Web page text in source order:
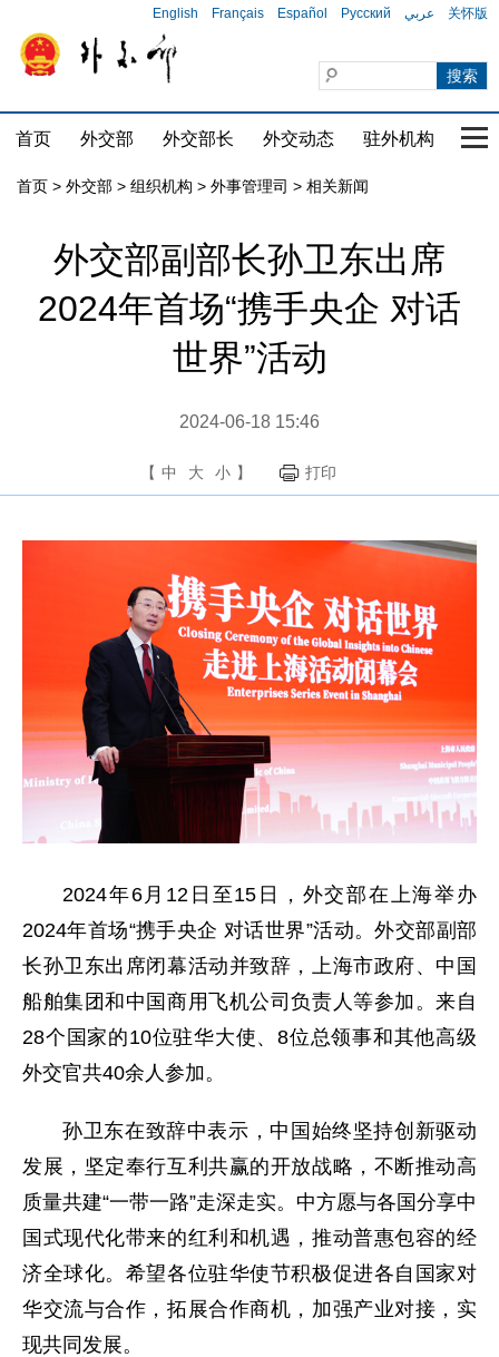
English Français Español Русский عربي 关怀版
首页 外交部 外交部长 外交动态 驻外机构 国
首页 > 外交部 > 组织机构 > 外事管理司 > 相关新闻
外交部副部长孙卫东出席
2024年首场“携手央企 对话
世界”活动
2024-06-18 15:46
【 中 大 小 】 打印
2024年6月12日至15日，外交部在上海举办
2024年首场“携手央企 对话世界”活动。外交部副部
长孙卫东出席闭幕活动并致辞，上海市政府、中国
船舶集团和中国商用飞机公司负责人等参加。来自
28个国家的10位驻华大使、8位总领事和其他高级
外交官共40余人参加。
孙卫东在致辞中表示，中国始终坚持创新驱动
发展，坚定奉行互利共赢的开放战略，不断推动高
质量共建“一带一路”走深走实。中方愿与各国分享中
国式现代化带来的红利和机遇，推动普惠包容的经
济全球化。希望各位驻华使节积极促进各自国家对
华交流与合作，拓展合作商机，加强产业对接，实
现共同发展。